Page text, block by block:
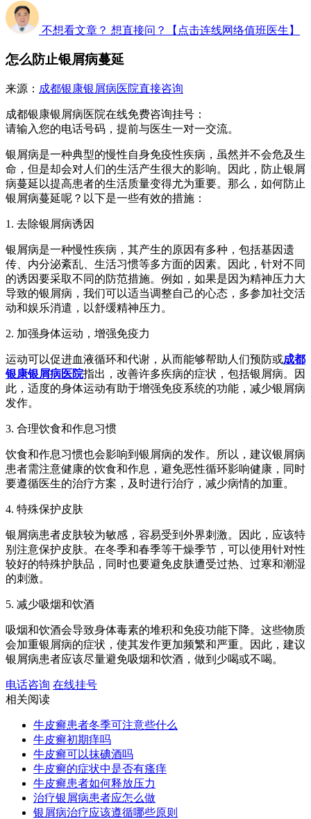
不想看文章？ 想直接问？ 【点击连线网络值班医生】
怎么防止银屑病蔓延
来源： 成都银康银屑病医院直接咨询
成都银康银屑病医院在线免费咨询挂号：
请输入您的电话号码，提前与医生一对一交流。
银屑病是一种典型的慢性自身免疫性疾病，虽然并不会危及生
命，但是却会对人们的生活产生很大的影响。因此，防止银屑
病蔓延以提高患者的生活质量变得尤为重要。那么，如何防止
银屑病蔓延呢？以下是一些有效的措施：
1. 去除银屑病诱因
银屑病是一种慢性疾病，其产生的原因有多种，包括基因遗
传、内分泌紊乱、生活习惯等多方面的因素。因此，针对不同
的诱因要采取不同的防范措施。例如，如果是因为精神压力大
导致的银屑病，我们可以适当调整自己的心态，多参加社交活
动和娱乐消遣，以舒缓精神压力。
2. 加强身体运动，增强免疫力
运动可以促进血液循环和代谢，从而能够帮助人们预防或成都
银康银屑病医院指出，改善许多疾病的症状，包括银屑病。因
此，适度的身体运动有助于增强免疫系统的功能，减少银屑病
发作。
3. 合理饮食和作息习惯
饮食和作息习惯也会影响到银屑病的发作。所以，建议银屑病
患者需注意健康的饮食和作息，避免恶性循环影响健康，同时
要遵循医生的治疗方案，及时进行治疗，减少病情的加重。
4. 特殊保护皮肤
银屑病患者皮肤较为敏感，容易受到外界刺激。因此，应该特
别注意保护皮肤。在冬季和春季等干燥季节，可以使用针对性
较好的特殊护肤品，同时也要避免皮肤遭受过热、过寒和潮湿
的刺激。
5. 减少吸烟和饮酒
吸烟和饮酒会导致身体毒素的堆积和免疫功能下降。这些物质
会加重银屑病的症状，使其发作更加频繁和严重。因此，建议
银屑病患者应该尽量避免吸烟和饮酒，做到少喝或不喝。
电话咨询 在线挂号
相关阅读
牛皮癣患者冬季可注意些什么
牛皮癣初期痒吗
牛皮癣可以抹碘酒吗
牛皮癣的症状中是否有瘙痒
牛皮癣患者如何释放压力
治疗银屑病患者应怎么做
银屑病治疗应该遵循哪些原则